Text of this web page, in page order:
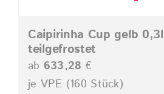
Caipirinha Cup gelb
teilgefrostet
ab 633,28 €
je VPE (160 Stück)